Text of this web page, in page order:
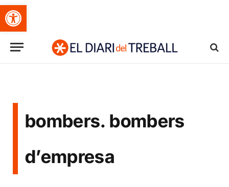
Obre la barra d'eines
bombers. bombers
d’empresa